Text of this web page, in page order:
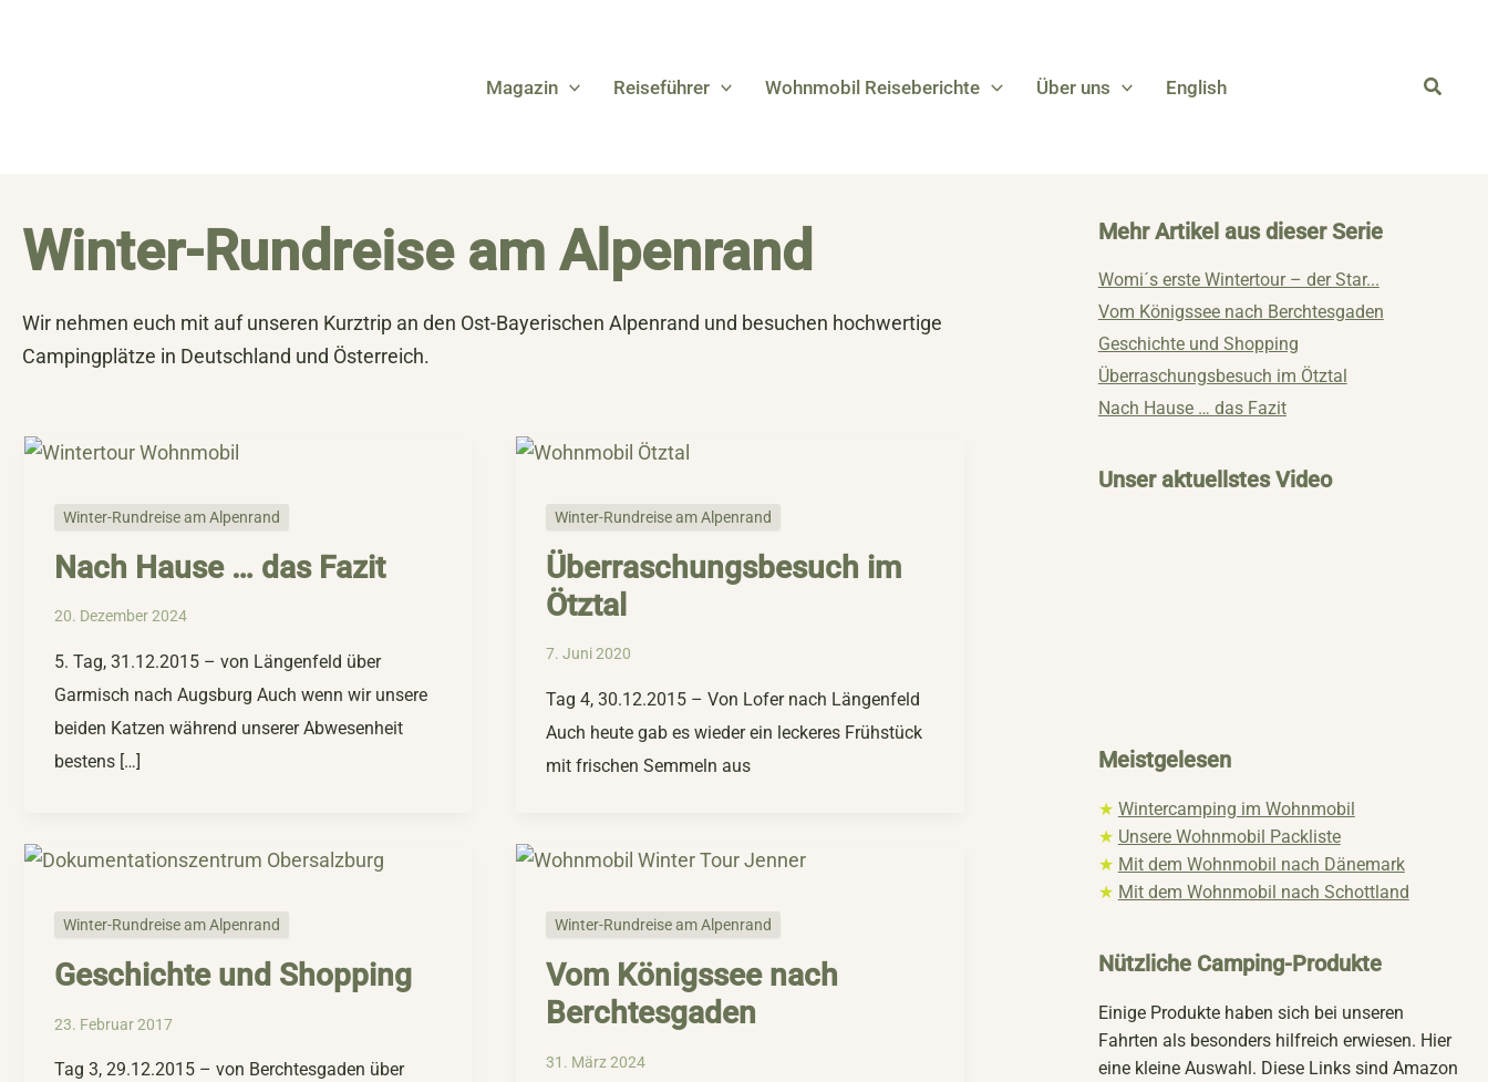
Magazin Reiseführer Wohnmobil Reiseberichte Über uns English
Winter-Rundreise am Alpenrand
Wir nehmen euch mit auf unseren Kurztrip an den Ost-Bayerischen Alpenrand und besuchen hochwertige
Campingplätze in Deutschland und Österreich.
Winter-Rundreise am Alpenrand
Nach Hause … das Fazit
20. Dezember 2024
5. Tag, 31.12.2015 – von Längenfeld über
Garmisch nach Augsburg Auch wenn wir unsere
beiden Katzen während unserer Abwesenheit
bestens […]
Winter-Rundreise am Alpenrand
Überraschungsbesuch im
Ötztal
7. Juni 2020
Tag 4, 30.12.2015 – Von Lofer nach Längenfeld
Auch heute gab es wieder ein leckeres Frühstück
mit frischen Semmeln aus
Winter-Rundreise am Alpenrand
Geschichte und Shopping
23. Februar 2017
Tag 3, 29.12.2015 – von Berchtesgaden über
Winter-Rundreise am Alpenrand
Vom Königssee nach
Berchtesgaden
31. März 2024
Mehr Artikel aus dieser Serie
Womi´s erste Wintertour – der Star...
Vom Königssee nach Berchtesgaden
Geschichte und Shopping
Überraschungsbesuch im Ötztal
Nach Hause … das Fazit
Unser aktuellstes Video
Meistgelesen
★ Wintercamping im Wohnmobil
★ Unsere Wohnmobil Packliste
★ Mit dem Wohnmobil nach Dänemark
★ Mit dem Wohnmobil nach Schottland
Nützliche Camping-Produkte
Einige Produkte haben sich bei unseren
Fahrten als besonders hilfreich erwiesen. Hier
eine kleine Auswahl. Diese Links sind Amazon